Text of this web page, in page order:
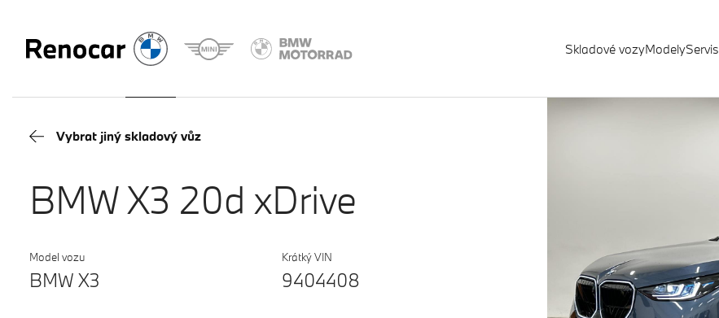
Skladové vozyModelyServis
Vybrat jiný skladový vůz
BMW X3 20d xDrive
Model vozu
BMW X3
Krátký VIN
9404408